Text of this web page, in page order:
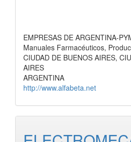
EMPRESAS DE ARGENTINA-
Manuales Farmacéuticos,
CIUDAD DE BUENOS AIRES,
AIRES
ARGENTINA
http://www.alfabeta.net